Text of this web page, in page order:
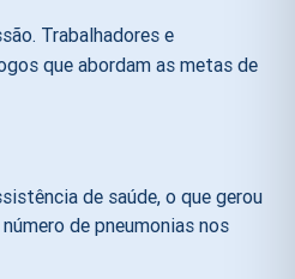
Trabalhadores e
que abordam as metas de
de saúde, o que gerou
de pneumonias nos